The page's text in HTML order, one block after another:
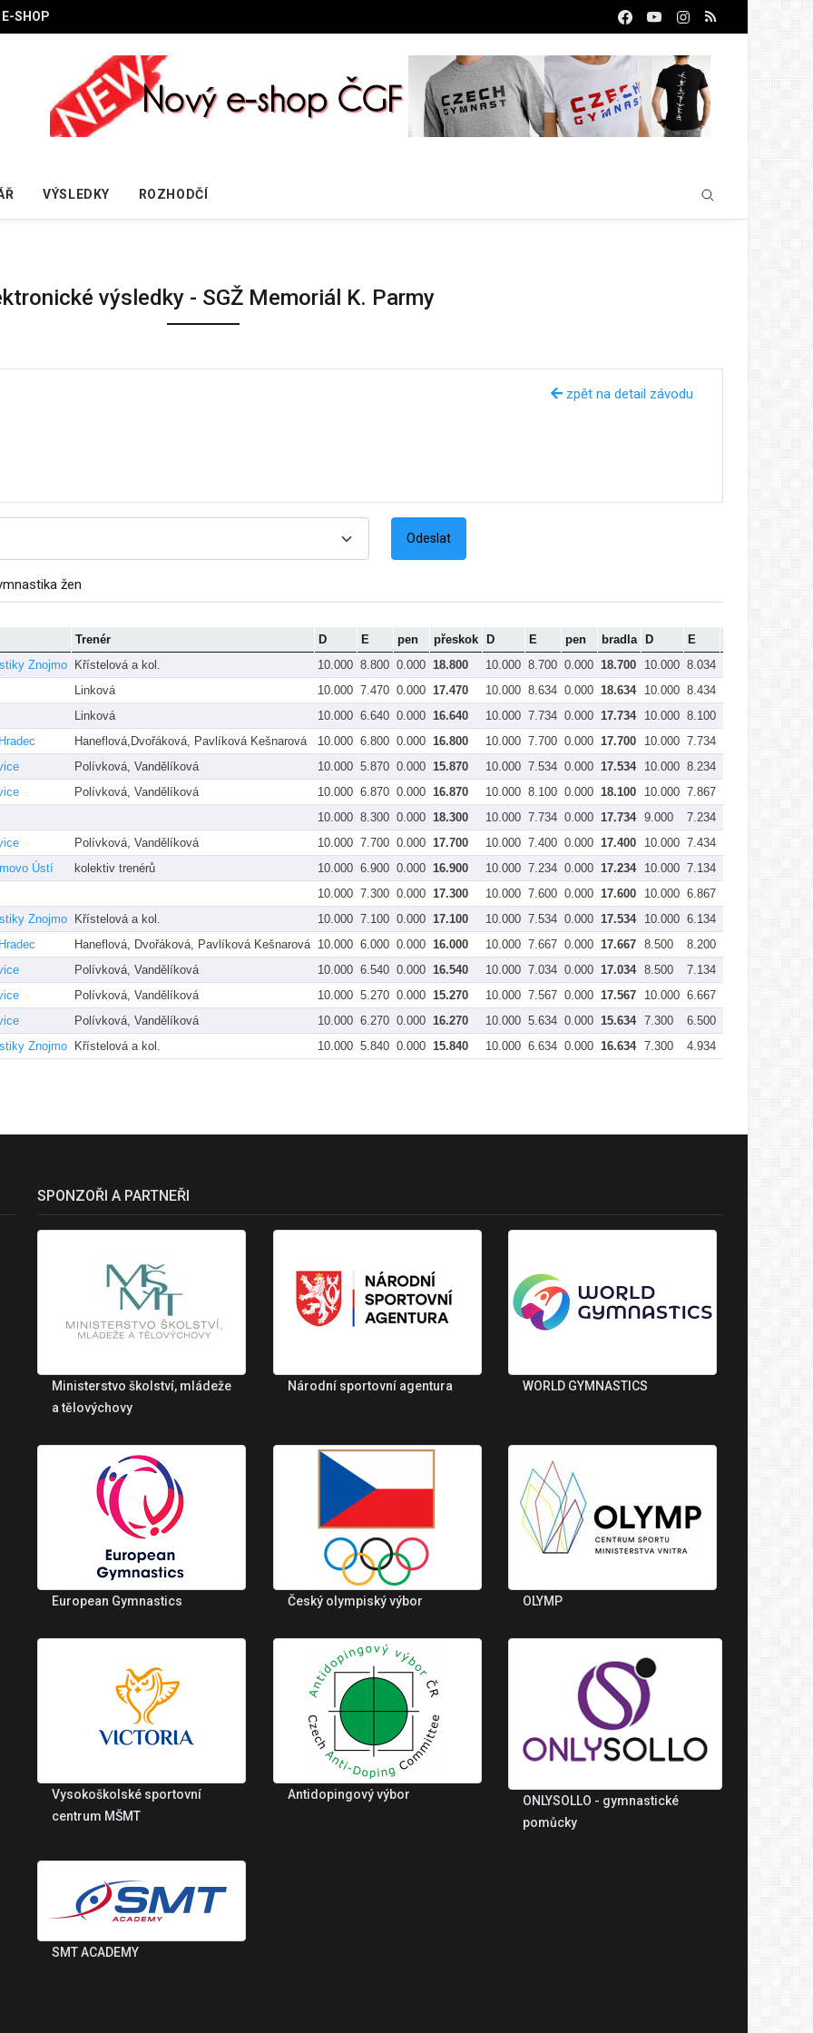
E-SHOP
VÝSLEDKY ROZHODČÍ
výsledky - SGŽ Memoriál K. Parmy
zpět na detail závodu
žen
Trenér D E pen přeskok D E pen bradla D E
Znojmo Křístelová a kol. 10.000 8.800 0.000 18.800 10.000 8.700 0.000 18.700 10.000 8.034
Linková
10.000 7.470 0.000 17.470 10.000 8.634 0.000 18.634 10.000 8.434
Linková
10.000 6.640 0.000 16.640 10.000 7.734 0.000 17.734 10.000 8.100
Haneflová,Dvořáková, Pavlíková Kešnarová 10.000 6.800 0.000 16.800 10.000 7.700 0.000 17.700 10.000 7.734
Polívková, Vandělíková 10.000 5.870 0.000 15.870 10.000 7.534 0.000 17.534 10.000 8.234
Polívková, Vandělíková 10.000 6.870 0.000 16.870 10.000 8.100 0.000 18.100 10.000 7.867
10.000 8.300 0.000 18.300 10.000 7.734 0.000 17.734 9.000 7.234
Polívková, Vandělíková 10.000 7.700 0.000 17.700 10.000 7.400 0.000 17.400 10.000 7.434
Ústí
kolektiv trenérů 10.000 6.900 0.000 16.900 10.000 7.234 0.000 17.234 10.000 7.134
10.000 7.300 0.000 17.300 10.000 7.600 0.000 17.600 10.000 6.867
Znojmo Křístelová a kol. 10.000 7.100 0.000 17.100 10.000 7.534 0.000 17.534 10.000 6.134
Haneflová, Dvořáková, Pavlíková Kešnarová 10.000 6.000 0.000 16.000 10.000 7.667 0.000 17.667 8.500 8.200
Polívková, Vandělíková 10.000 6.540 0.000 16.540 10.000 7.034 0.000 17.034 8.500 7.134
Polívková, Vandělíková 10.000 5.270 0.000 15.270 10.000 7.567 0.000 17.567 10.000 6.667
Polívková, Vandělíková 10.000 6.270 0.000 16.270 10.000 5.634 0.000 15.634 7.300 6.500
Znojmo Křístelová a kol. 10.000 5.840 0.000 15.840 10.000 6.634 0.000 16.634 7.300 4.934
SPONZOŘI A PARTNEŘI
Ministerstvo školství, mládeže
a tělovýchovy
Národní sportovní agentura WORLD GYMNASTICS
European Gymnastics Český olympiský výbor OLYMP
Vysokoškolské sportovní
centrum MŠMT
Antidopingový výbor
ONLYSOLLO - gymnastické
pomůcky
SMT ACADEMY